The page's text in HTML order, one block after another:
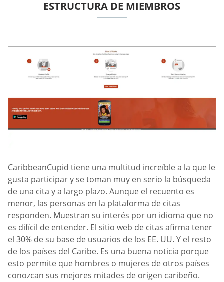
ESTRUCTURA DE MIEMBROS
CaribbeanCupid tiene una multitud increíble a la que le
gusta participar y se toman muy en serio la búsqueda
de una cita y a largo plazo. Aunque el recuento es
menor, las personas en la plataforma de citas
responden. Muestran su interés por un idioma que no
es difícil de entender. El sitio web de citas afirma tener
el 30% de su base de usuarios de los EE. UU. Y el resto
de los países del Caribe. Es una buena noticia porque
esto permite que hombres o mujeres de otros países
conozcan sus mejores mitades de origen caribeño.